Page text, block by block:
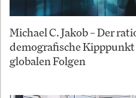
Michael C. Jakob – Der
demografische
globalen Folgen